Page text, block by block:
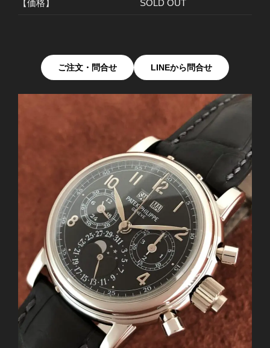
【価格】 SOLD OUT
ご注文・問合せ LINEから問合せ